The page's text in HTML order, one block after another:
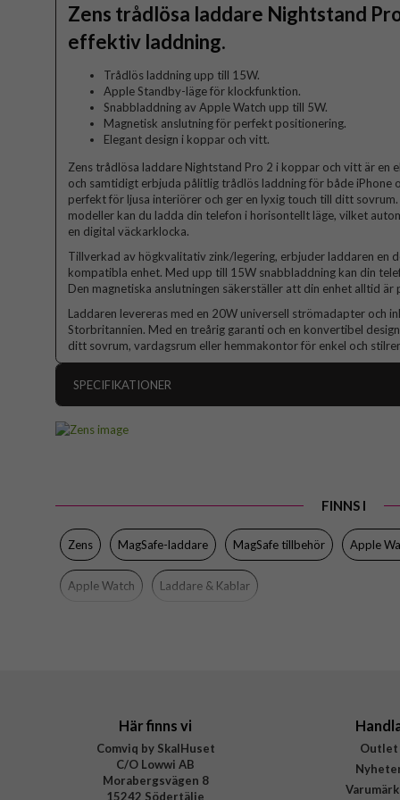
Zens trådlösa laddare Nightstand
effektiv laddning.
Trådlös laddning upp till 15W.
Apple Standby-läge för klockfunktion.
Snabbladdning av Apple Watch upp till 5W.
Magnetisk anslutning för perfekt positionering.
Elegant design i koppar och vitt.
Zens trådlösa laddare Nightstand Pro 2 i koppar och vitt är en
och samtidigt erbjuda pålitlig trådlös laddning för både iPhone
perfekt för ljusa interiörer och ger en lyxig touch till ditt
modeller kan du ladda din telefon i horisontellt läge, vilket
en digital väckarklocka.
Tillverkad av högkvalitativ zink/legering, erbjuder laddaren en
kompatibla enhet. Med upp till 15W snabbladdning kan din
Den magnetiska anslutningen säkerställer att din enhet alltid
Laddaren levereras med en 20W universell strömadapter och
Storbritannien. Med en treårig garanti och en konvertibel
ditt sovrum, vardagsrum eller hemmakontor för enkel och
SPECIFIKATIONER
Färg
Varumärke
Tillverkarens art nr
EAN
FINNS I
Zens MagSafe-laddare MagSafe tillbehör Apple
Apple Watch Laddare & Kablar
Här finns vi
Comviq by SkalHuset
C/O Lowwi AB
Morabergsvägen 8
15242 Södertälje
Outlet